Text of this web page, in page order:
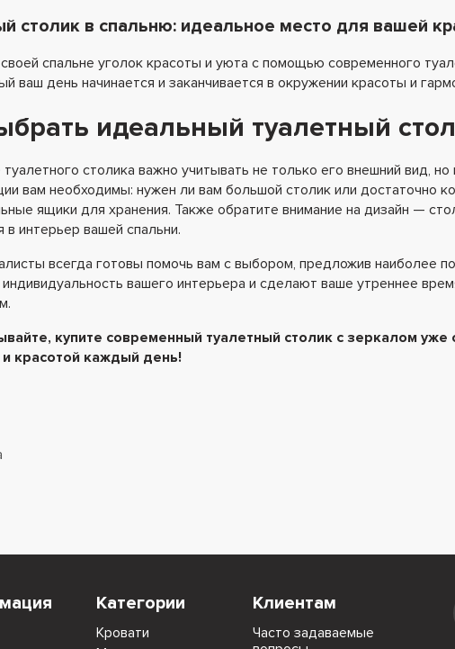
столик в спальню: идеальное место для вашей
спальне уголок красоты и уюта с помощью современного
ваш день начинается и заканчивается в окружении красоты и
идеальный туалетный
столика важно учитывать не только его внешний вид,
вам необходимы: нужен ли вам большой столик или достаточно
ящики для хранения. Также обратите внимание на дизайн —
в интерьер вашей спальни.
всегда готовы помочь вам с выбором, предложив наиболее
вашего интерьера и сделают ваше утреннее
купите современный туалетный столик с зеркалом уже
красотой каждый день!
Категории
Кровати
Клиентам
Часто задаваемые